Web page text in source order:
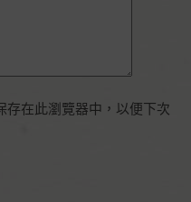
存在此瀏覽器中，以便下次